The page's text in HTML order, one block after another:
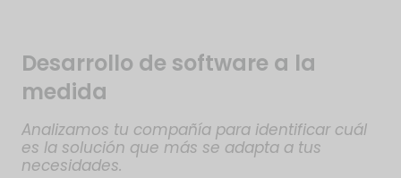
Desarrollo de software a la
medida
Analizamos tu compañía para identificar cuál
es la solución que más se adapta a tus
necesidades.